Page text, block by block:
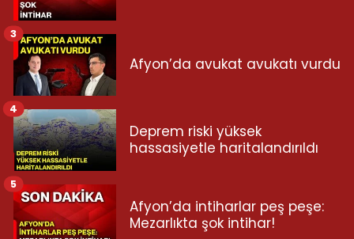
Afyon’da avukat avukatı vurdu
3
Deprem riski yüksek
hassasiyetle haritalandırıldı
4
Afyon’da intiharlar peş peşe:
Mezarlıkta şok intihar!
5